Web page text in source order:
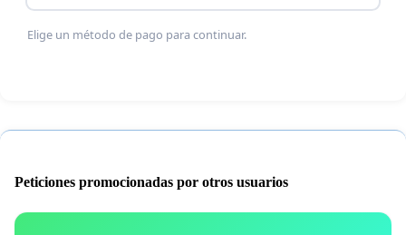
Elige un método de pago para continuar.
Peticiones promocionadas por otros usuarios